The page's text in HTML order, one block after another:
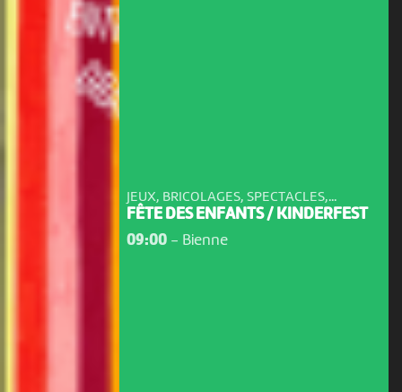
JEUX, BRICOLAGES, SPECTACLES,...
FÊTE DES ENFANTS / KINDERFEST
09:00- Bienne